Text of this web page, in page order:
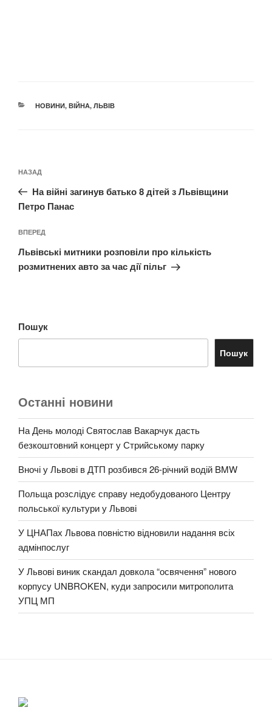
КАТЕГОРІЇ
НОВИНИ, ВІЙНА, ЛЬВІВ
записів
Попередній
запис:
НАЗАД
На війні загинув батько 8 дітей з Львівщини
Петро Панас
Наступний
запис
ВПЕРЕД
Львівські митники розповіли про кількість
розмитнених авто за час дії пільг
Пошук
Пошук
Останні новини
На День молоді Святослав Вакарчук дасть
безкоштовний концерт у Стрийському парку
Вночі у Львові в ДТП розбився 26-річний водій BMW
Польща розслідує справу недобудованого Центру
польської культури у Львові
У ЦНАПах Львова повністю відновили надання всіх
адмінпослуг
У Львові виник скандал довкола “освячення” нового
корпусу UNBROKEN, куди запросили митрополита
УПЦ МП